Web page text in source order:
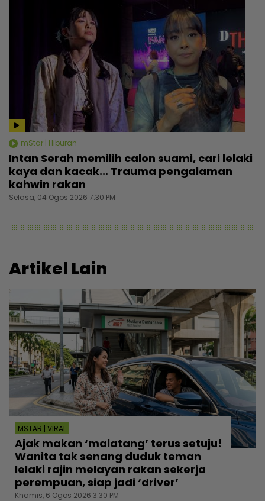
mStar | Hiburan
Intan Serah memilih calon suami, cari lelaki
kaya dan kacak... Trauma pengalaman
kahwin rakan
Selasa, 04 Ogos 2026 7:30 PM
Artikel Lain
MSTAR | VIRAL
Ajak makan ‘malatang’ terus setuju!
Wanita tak senang duduk teman
lelaki rajin melayan rakan sekerja
perempuan, siap jadi ‘driver’
Khamis, 6 Ogos 2026 3:30 PM